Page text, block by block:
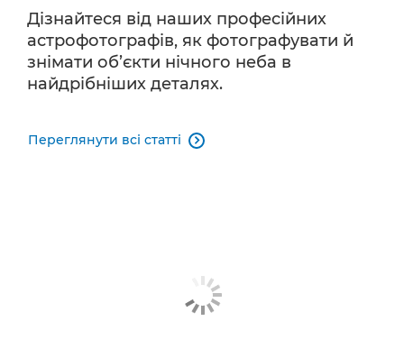
Дізнайтеся від наших професійних
астрофотографів, як фотографувати й
знімати об’єкти нічного неба в
найдрібніших деталях.
Переглянути всі статті 